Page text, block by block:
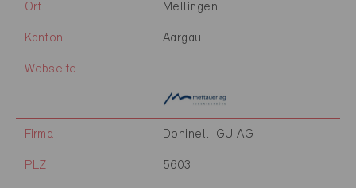
Ort Mellingen
Kanton Aargau
Webseite
Firma Doninelli GU AG
PLZ 5603